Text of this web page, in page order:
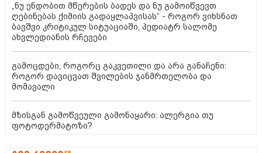
„ნუ ენდობით მწერების ბადეს და ნუ გამოიწვევთ
ღებინებას ქიმიის გადაყლაპვისას“ - როგორ ვიხსნათ
ბავშვი კრიტიკულ სიტუაციაში, პედიატრ სალომე
ახვლედიანის რჩევები
გამოცდები, როგორც გაკვეთილი და არა განაჩენი:
როგორ დავიცვათ შვილების ჯანმრთელობა და
მომავალი
მზისგან გამოწვეული გამონაყარი: ალერგია თუ
ფოტოდერმატოზი?